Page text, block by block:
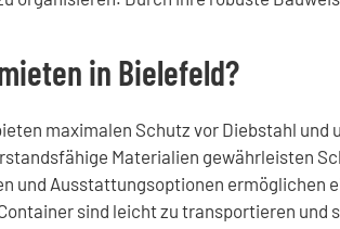
in Bielefeld?
maximalen Schutz vor Diebstahl und
Materialien gewährleisten
und Ausstattungsoptionen ermöglichen
sind leicht zu transportieren